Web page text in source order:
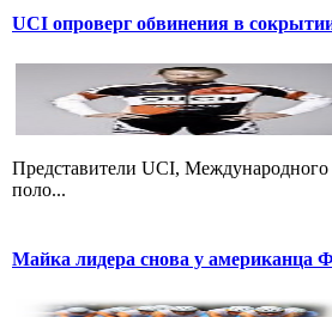
UCI опроверг обвинения в
Представители UCI,
поло...
Майка лидера снова у американца